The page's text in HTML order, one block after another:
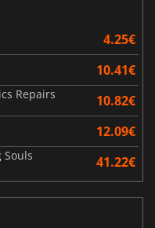
4.25€
10.41€
Repairs 10.82€
12.09€
Souls 41.22€